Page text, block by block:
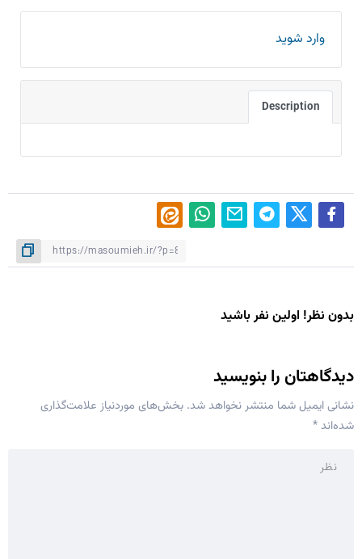
وارد شوید
Description
بدون نظر! اولین نفر باشید
دیدگاهتان را بنویسید
نشانی ایمیل شما منتشر نخواهد شد. بخش‌های موردنیاز علامت‌گذاری
شده‌اند*